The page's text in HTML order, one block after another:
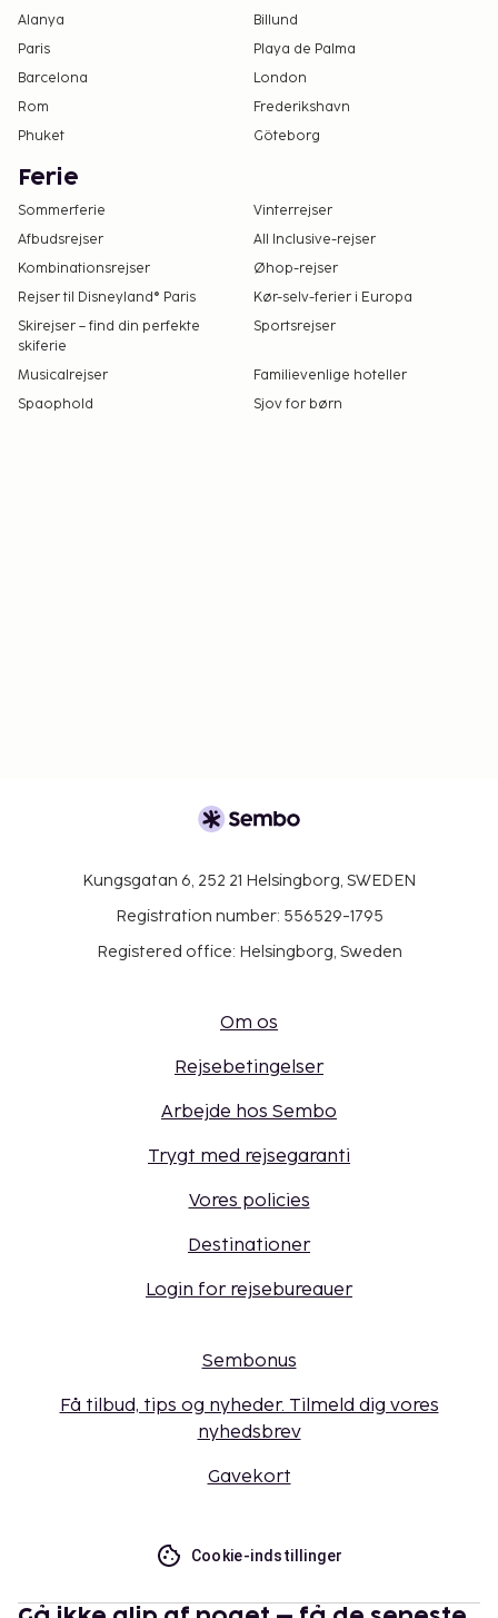
Alanya
Billund
Paris
Playa de Palma
Barcelona
London
Rom
Frederikshavn
Phuket
Göteborg
Ferie
Sommerferie
Vinterrejser
Afbudsrejser
All Inclusive-rejser
Kombinationsrejser
Øhop-rejser
Rejser til Disneyland® Paris
Kør-selv-ferier i Europa
Skirejser – find din perfekte
skiferie
Sportsrejser
Musicalrejser
Familievenlige hoteller
Spaophold
Sjov for børn
Kungsgatan 6, 252 21 Helsingborg, SWEDEN
Registration number: 556529-1795
Registered office: Helsingborg, Sweden
Om os
Rejsebetingelser
Arbejde hos Sembo
Trygt med rejsegaranti
Vores policies
Destinationer
Login for rejsebureauer
Sembonus
Få tilbud, tips og nyheder. Tilmeld dig vores
nyhedsbrev
Gavekort
Cookie-indstillinger